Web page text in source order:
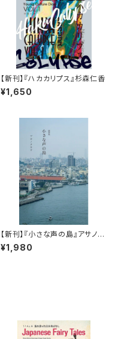
【新刊】『ハカカリプス』杉森仁香
¥1,650
【新刊】『小さな声の島』アサノタ
カオ
¥1,980